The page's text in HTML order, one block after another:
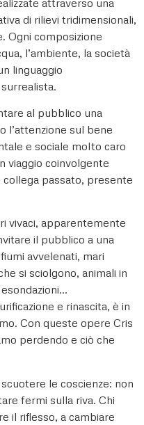
di rilievi tridimensionali,
Ogni composizione
l’ambiente, la società
linguaggio
al pubblico una
l’attenzione sul bene
e sociale molto caro
viaggio coinvolgente
collega passato, presente
vivaci, apparentemente
il pubblico a una
avvelenati, mari
si sciolgono, animali in
e rinascita, è in
Con queste opere Cris
perdendo e ciò che
le coscienze: non
fermi sulla riva. Chi
il riflesso, a cambiare